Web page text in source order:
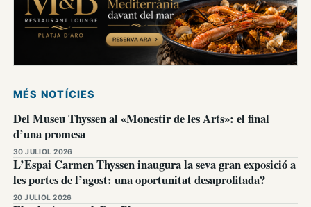
MÉS NOTÍCIES
Del Museu Thyssen al «Monestir de les Arts»: el final
d’una promesa
30 JULIOL 2026
L’Espai Carmen Thyssen inaugura la seva gran exposició a
les portes de l’agost: una oportunitat desaprofitada?
20 JULIOL 2026